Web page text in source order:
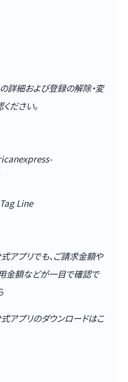
詳細および登録の解除・変
ださい。
Line
アプリでも、ご請求金額や
金額などが一目で確認で
アプリのダウンロードはこ